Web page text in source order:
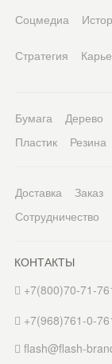
Соцмедиа
Стратегия
Бумага Дерево
Пластик
Резина
Доставка Заказ
Сотрудничество
КОНТАКТЫ
+7(800)70-71-
+7(968)761-0-
flash@flash-